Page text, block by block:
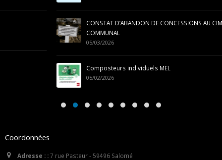
CONSTAT D’ABANDON DE CONCESSIONS AU CIMETIÈRE
COMMUNAL
05/03/2026
Composteurs individuels MEL
05/02/2026
Coordonnées
Adresse : :7 rue Pasteur - 59496 Salomé